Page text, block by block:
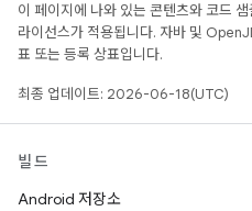
이 페이지에 나와 있는 콘텐츠와 코드 샘
라이선스가 적용됩니다. 자바 및
표 또는 등록 상표입니다.
최종 업데이트: 2026-06-18(UTC)
빌드
Android 저장소